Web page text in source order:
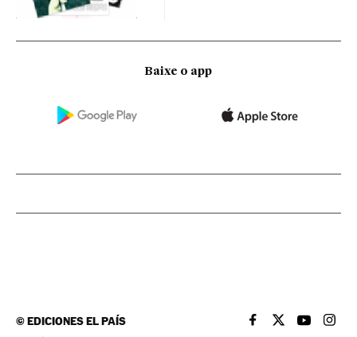
Baixe o app
©EDICIONES EL PAÍS EL PAÍS BRASIL EN
EL PAÍSEL PAÍS
EL